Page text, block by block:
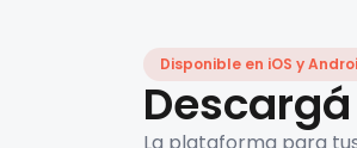
Disponible en iOS y